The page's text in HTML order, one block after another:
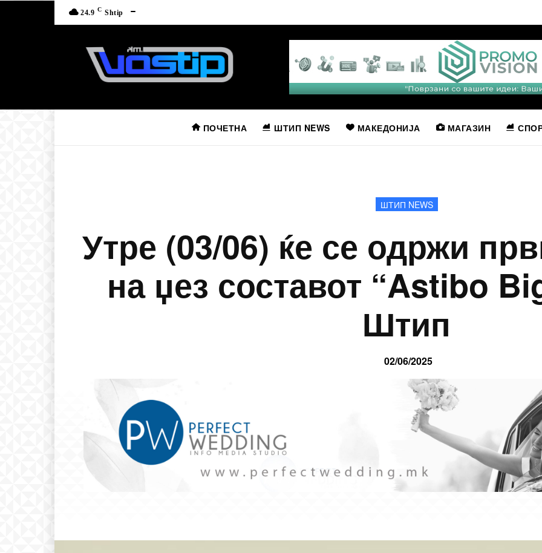
24.9 C Shtip
ПОЧЕТНА ШТИП NEWS МАКЕДОНИЈА МАГАЗИН
ШТИП NEWS
Утре (03/06) ќе се одржи
на џез составот “Astibo
Штип
02/06/2025